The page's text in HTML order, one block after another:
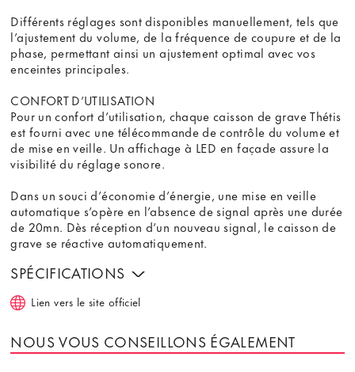
Différents réglages sont disponibles manuellement, tels que
l’ajustement du volume, de la fréquence de coupure et de la
phase, permettant ainsi un ajustement optimal avec vos
enceintes principales.
CONFORT D’UTILISATION
Pour un confort d’utilisation, chaque caisson de grave Thétis
est fourni avec une télécommande de contrôle du volume et
de mise en veille. Un affichage à LED en façade assure la
visibilité du réglage sonore.
Dans un souci d’économie d’énergie, une mise en veille
automatique s’opère en l’absence de signal après une durée
de 20mn. Dès réception d’un nouveau signal, le caisson de
grave se réactive automatiquement.
SPÉCIFICATIONS
Lien vers le site officiel
NOUS VOUS CONSEILLONS ÉGALEMENT